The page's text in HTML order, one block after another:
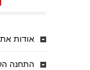
אודות
התחנה